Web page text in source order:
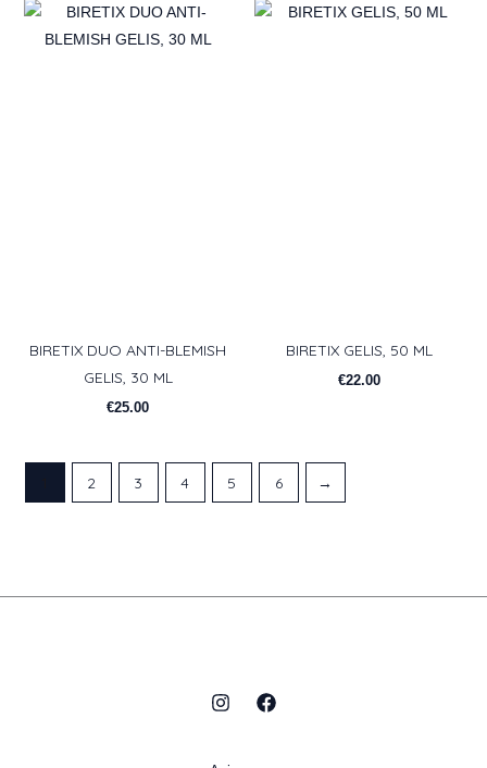
BIRETIX DUO ANTI-BLEMISH
GELIS, 30 ML
€25.00
BIRETIX GELIS, 50 ML
€22.00
2 3 4 5 6 →